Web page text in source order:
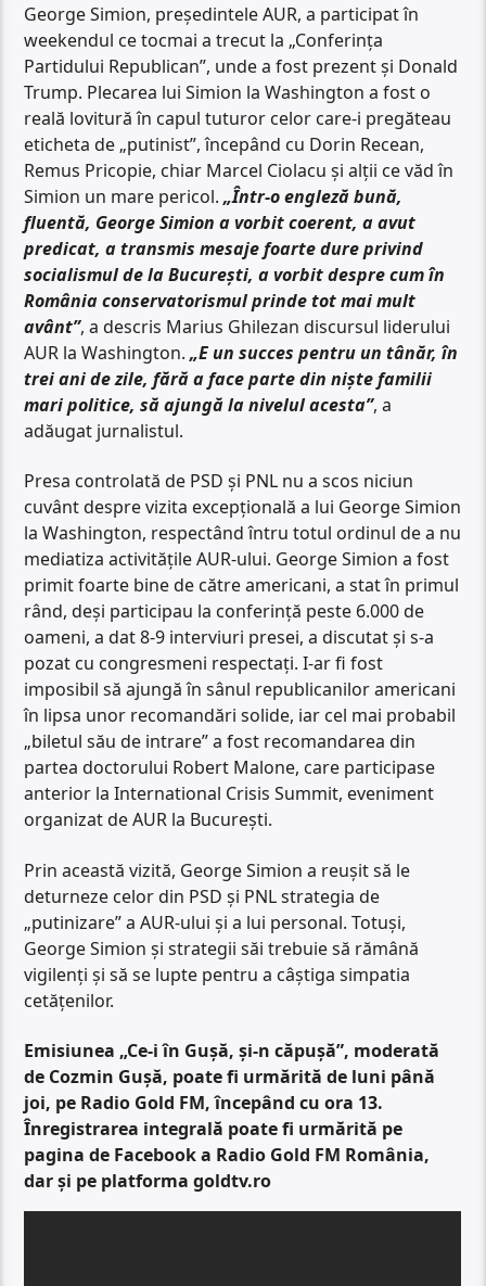
George Simion, președintele AUR, a participat în
weekendul ce tocmai a trecut la „Conferința
Partidului Republican”, unde a fost prezent și Donald
Trump. Plecarea lui Simion la Washington a fost o
reală lovitură în capul tuturor celor care-i pregăteau
eticheta de „putinist”, începând cu Dorin Recean,
Remus Pricopie, chiar Marcel Ciolacu și alții ce văd în
Simion un mare pericol.„Într-o engleză bună,
fluentă, George Simion a vorbit coerent, a avut
predicat, a transmis mesaje foarte dure privind
socialismul de la București, a vorbit despre cum în
România conservatorismul prinde tot mai mult
avânt”, a descris Marius Ghilezan discursul liderului
AUR la Washington.„E un succes pentru un tânăr, în
trei ani de zile, fără a face parte din niște familii
mari politice, să ajungă la nivelul acesta”, a
adăugat jurnalistul.
Presa controlată de PSD și PNL nu a scos niciun
cuvânt despre vizita excepțională a lui George Simion
la Washington, respectând întru totul ordinul de a nu
mediatiza activitățile AUR-ului. George Simion a fost
primit foarte bine de către americani, a stat în primul
rând, deși participau la conferință peste 6.000 de
oameni, a dat 8-9 interviuri presei, a discutat și s-a
pozat cu congresmeni respectați. I-ar fi fost
imposibil să ajungă în sânul republicanilor americani
în lipsa unor recomandări solide, iar cel mai probabil
„biletul său de intrare” a fost recomandarea din
partea doctorului Robert Malone, care participase
anterior la International Crisis Summit, eveniment
organizat de AUR la București.
Prin această vizită, George Simion a reușit să le
deturneze celor din PSD și PNL strategia de
„putinizare” a AUR-ului și a lui personal. Totuși,
George Simion și strategii săi trebuie să rămână
vigilenți și să se lupte pentru a câștiga simpatia
cetățenilor.
Emisiunea „Ce-i în Gușă, și-n căpușă”, moderată
de Cozmin Gușă, poate fi urmărită de luni până
joi, pe Radio Gold FM, începând cu ora 13.
Înregistrarea integrală poate fi urmărită pe
pagina de Facebook a Radio Gold FM România,
dar și pe platforma goldtv.ro